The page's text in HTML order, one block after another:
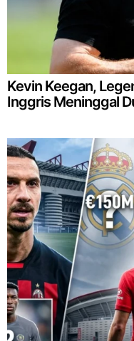
Kevin Keegan,
Inggris Meninggal